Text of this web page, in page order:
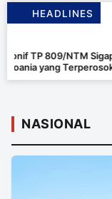
HEADLINES
Kendaraan
NASIONAL